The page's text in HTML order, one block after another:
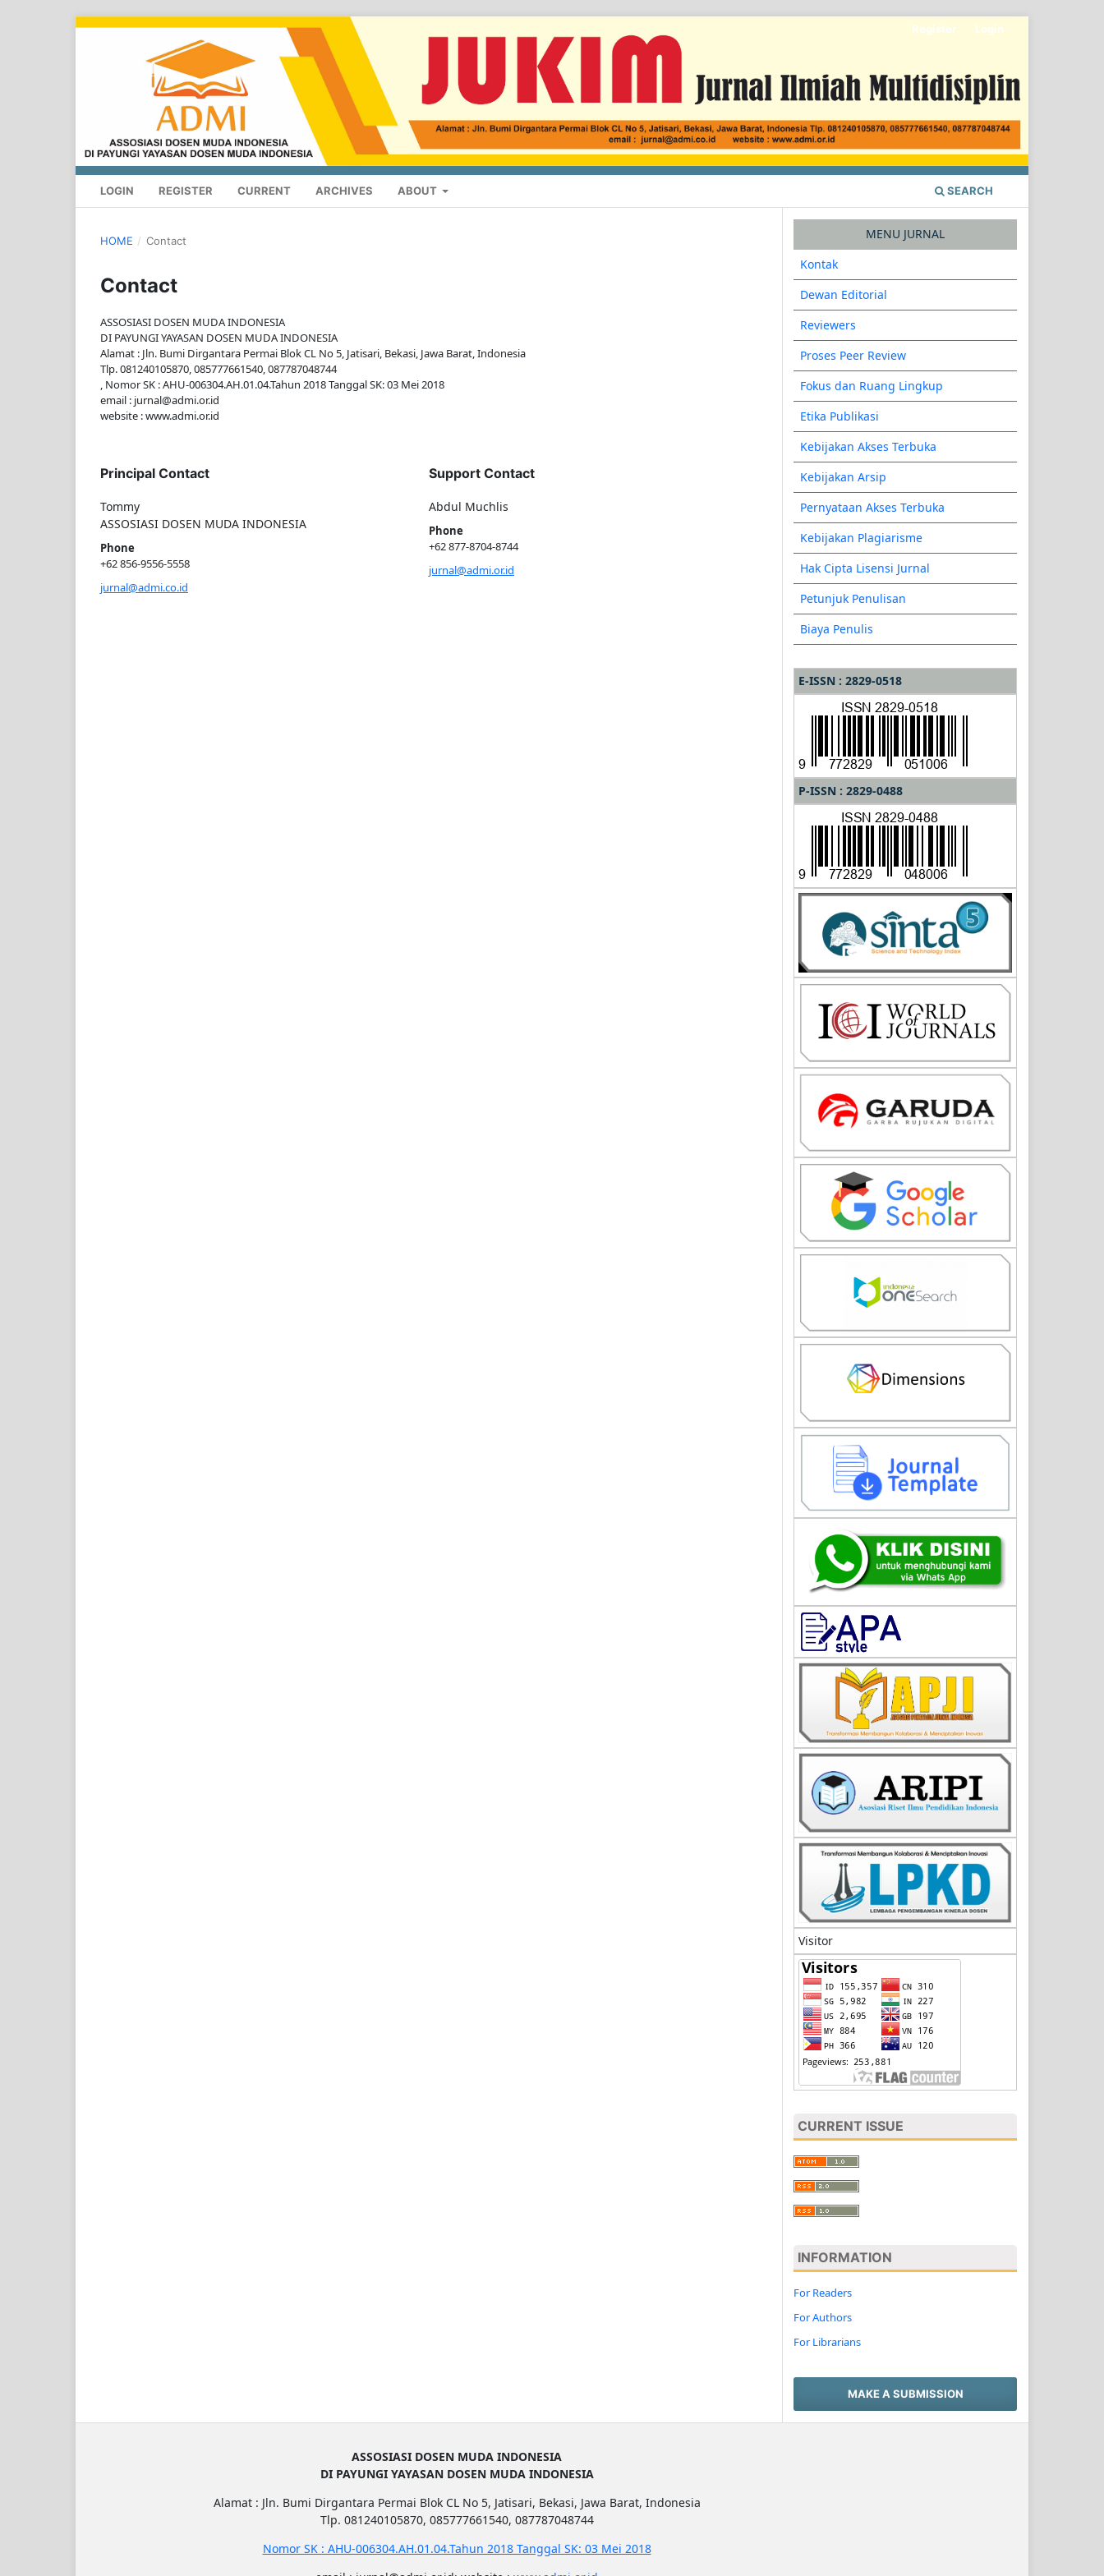
LOGIN REGISTER CURRENT ARCHIVES ABOUT SEARCH
Register Login
HOME / Contact
Contact
ASSOSIASI DOSEN MUDA INDONESIA
DI PAYUNGI YAYASAN DOSEN MUDA INDONESIA
Alamat : Jln. Bumi Dirgantara Permai Blok CL No 5, Jatisari, Bekasi, Jawa Barat, Indonesia
Tlp. 081240105870, 085777661540, 087787048744
, Nomor SK : AHU-006304.AH.01.04.Tahun 2018 Tanggal SK: 03 Mei 2018
email : jurnal@admi.or.id
website : www.admi.or.id
Principal Contact
Tommy
ASSOSIASI DOSEN MUDA INDONESIA
Phone
+62 856-9556-5558
jurnal@admi.co.id
Support Contact
Abdul Muchlis
Phone
+62 877-8704-8744
jurnal@admi.or.id
MENU JURNAL
Kontak
Dewan Editorial
Reviewers
Proses Peer Review
Fokus dan Ruang Lingkup
Etika Publikasi
Kebijakan Akses Terbuka
Kebijakan Arsip
Pernyataan Akses Terbuka
Kebijakan Plagiarisme
Hak Cipta Lisensi Jurnal
Petunjuk Penulisan
Biaya Penulis
E-ISSN : 2829-0518
P-ISSN : 2829-0488
Visitor
CURRENT ISSUE
INFORMATION
For Readers
For Authors
For Librarians
MAKE A SUBMISSION
ASSOSIASI DOSEN MUDA INDONESIA
DI PAYUNGI YAYASAN DOSEN MUDA INDONESIA
Alamat : Jln. Bumi Dirgantara Permai Blok CL No 5, Jatisari, Bekasi, Jawa Barat, Indonesia
Tlp. 081240105870, 085777661540, 087787048744
Nomor SK : AHU-006304.AH.01.04.Tahun 2018 Tanggal SK: 03 Mei 2018